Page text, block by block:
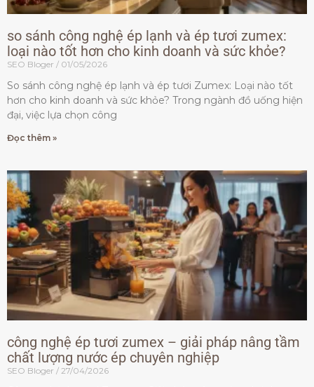
so sánh công nghệ ép lạnh và ép tươi zumex:
loại nào tốt hơn cho kinh doanh và sức khỏe?
SEO Bloger 01/05/2026
So sánh công nghệ ép lạnh và ép tươi Zumex: Loại nào tốt
hơn cho kinh doanh và sức khỏe? Trong ngành đồ uống hiện
đại, việc lựa chọn công
Đọc thêm »
công nghệ ép tươi zumex – giải pháp nâng tầm
chất lượng nước ép chuyên nghiệp
SEO Bloger 27/04/2026